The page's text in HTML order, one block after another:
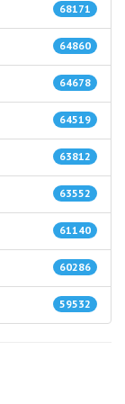
68171
64860
64678
64519
63812
63552
61140
60286
59532